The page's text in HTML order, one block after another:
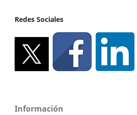
Redes Sociales
Información